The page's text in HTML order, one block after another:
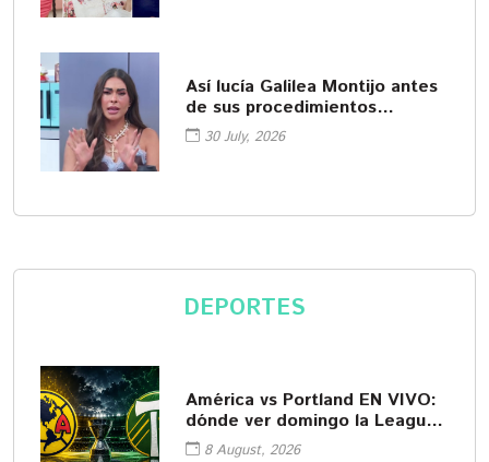
Así lucía Galilea Montijo antes
de sus procedimientos
cosméticos
30 July, 2026
DEPORTES
América vs Portland EN VIVO:
dónde ver domingo la Leagues
Cup8 August, 2026